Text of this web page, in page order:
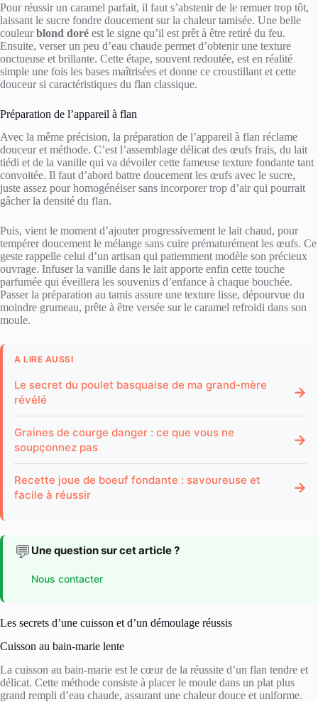
Pour réussir un caramel parfait, il faut s’abstenir de le remuer trop tôt,
laissant le sucre fondre doucement sur la chaleur tamisée. Une belle
couleurblond doré est le signe qu’il est prêt à être retiré du feu.
Ensuite, verser un peu d’eau chaude permet d’obtenir une texture
onctueuse et brillante. Cette étape, souvent redoutée, est en réalité
simple une fois les bases maîtrisées et donne ce croustillant et cette
douceur si caractéristiques du flan classique.
Préparation de l’appareil à flan
Avec la même précision, la préparation de l’appareil à flan réclame
douceur et méthode. C’est l’assemblage délicat des œufs frais, du lait
tiédi et de la vanille qui va dévoiler cette fameuse texture fondante tant
convoitée. Il faut d’abord battre doucement les œufs avec le sucre,
juste assez pour homogénéiser sans incorporer trop d’air qui pourrait
gâcher la densité du flan.
Puis, vient le moment d’ajouter progressivement le lait chaud, pour
tempérer doucement le mélange sans cuire prématurément les œufs. Ce
geste rappelle celui d’un artisan qui patiemment modèle son précieux
ouvrage. Infuser la vanille dans le lait apporte enfin cette touche
parfumée qui éveillera les souvenirs d’enfance à chaque bouchée.
Passer la préparation au tamis assure une texture lisse, dépourvue du
moindre grumeau, prête à être versée sur le caramel refroidi dans son
moule.
A LIRE AUSSI
Le secret du poulet basquaise de ma grand-mère
révélé
→
Graines de courge danger : ce que vous ne
soupçonnez pas
→
Recette joue de boeuf fondante : savoureuse et
facile à réussir
→
💬 Une question sur cet article ?
Nous contacter
Les secrets d’une cuisson et d’un démoulage réussis
Cuisson au bain-marie lente
La cuisson au bain-marie est le cœur de la réussite d’un flan tendre et
délicat. Cette méthode consiste à placer le moule dans un plat plus
grand rempli d’eau chaude, assurant une chaleur douce et uniforme.